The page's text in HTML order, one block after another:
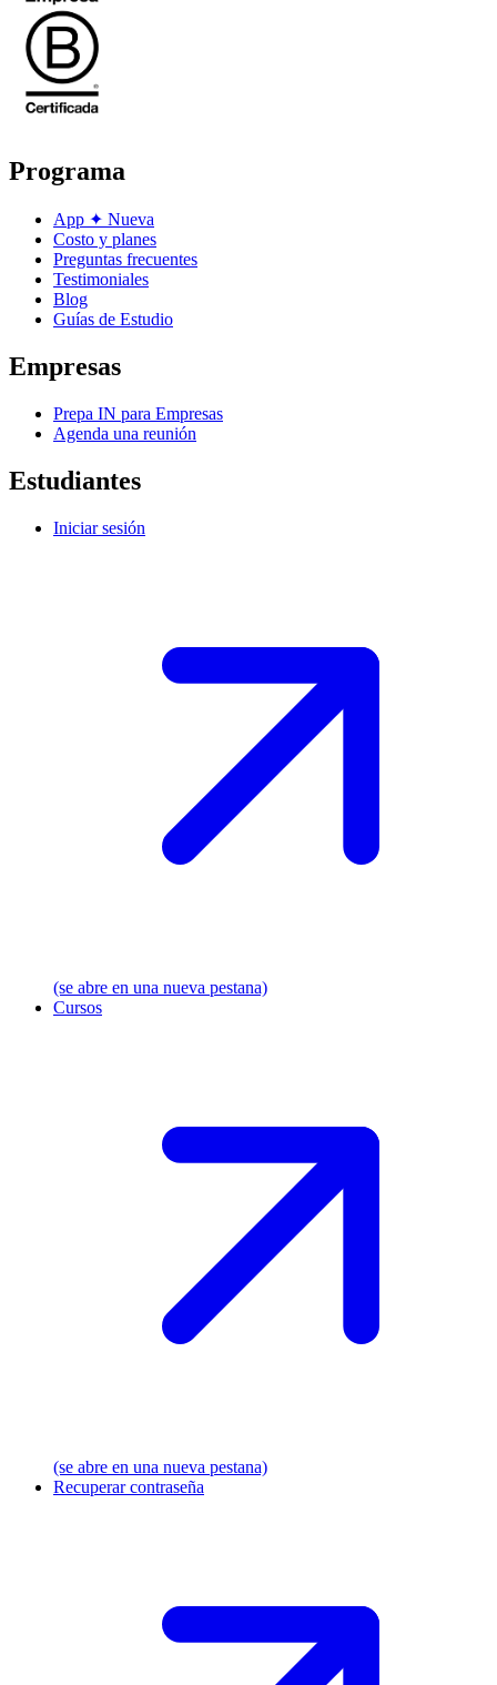
Programa
App ✦ Nueva
Costo y planes
Preguntas frecuentes
Testimoniales
Blog
Guías de Estudio
Empresas
Prepa IN para Empresas
Agenda una reunión
Estudiantes
Iniciar sesión
(se abre en una nueva pestana)
Cursos
(se abre en una nueva pestana)
Recuperar contraseña